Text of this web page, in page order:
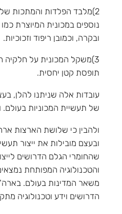
2)מלבד הפלדות והמתכות
נוספים במכונית המיוצרת
ובקרה, וכמובן ריפוד וזכוכיות.
3)משקל המכונית על חלקיה
תופסת קטן יחסית.
עובדות אלה שניתנו להלן,
של תעשיית המכוניות בעולם.
ולהבין כי שלושת הארצות
ובעצם מובילות את ייצור
שהחומרי הגלם הדרושים
והטכנולוגיה המפותחת
משאר המדינות בעולם.
הדרושים וידע וטכנולוגיה